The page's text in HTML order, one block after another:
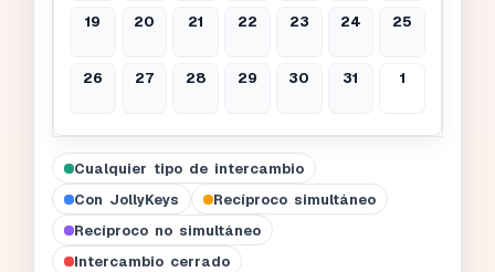
19 20 21 22 23 24 25
26 27 28 29 30 31 1
Cualquier tipo de intercambio
Con JollyKeys
Recíproco simultáneo
Recíproco no simultáneo
Intercambio cerrado